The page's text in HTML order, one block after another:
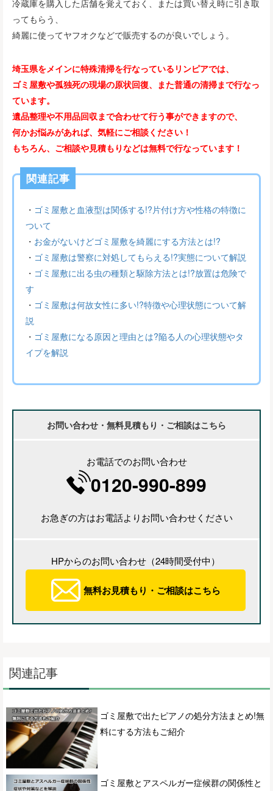
冷蔵庫を購入した店舗を覚えておく、または買い替え時に引き取
ってもらう、
綺麗に使ってヤフオクなどで販売するのが良いでしょう。
埼玉県をメインに特殊清掃を行なっているリンピアでは、
ゴミ屋敷や孤独死の現場の原状回復、また普通の清掃まで行なっ
ています。
遺品整理や不用品回収まで合わせて行う事ができますので、
何かお悩みがあれば、気軽にご相談ください！
もちろん、ご相談や見積もりなどは無料で行なっています！
関連記事
・ ゴミ屋敷と血液型は関係する!?片付け方や性格の特徴に
ついて
・ お金がないけどゴミ屋敷を綺麗にする方法とは!?
・ ゴミ屋敷は警察に対処してもらえる!?実態について解説
・ ゴミ屋敷に出る虫の種類と駆除方法とは!?放置は危険で
す
・ ゴミ屋敷は何故女性に多い!?特徴や心理状態について解
説
・ ゴミ屋敷になる原因と理由とは?陥る人の心理状態やタ
イプを解説
お問い合わせ・無料見積もり・ご相談はこちら
お電話でのお問い合わせ
0120-990-899
お急ぎの方はお電話よりお問い合わせください
HPからのお問い合わせ（24時間受付中）
無料お見積もり・ご相談はこちら
関連記事
ゴミ屋敷で出たピアノの処分方法まとめ!無
料にする方法もご紹介
ゴミ屋敷とアスペルガー症候群の関係性と